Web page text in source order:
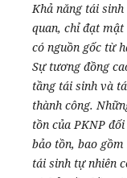
Khả năng tái
quan, chỉ đạt mật
có nguồn gốc từ
Sự tương đồng
tầng tái sinh và
thành công.
tồn của PKNP
bảo tồn, bao
tái sinh tự nhiên